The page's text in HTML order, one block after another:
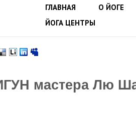
ГЛАВНАЯ О ЙОГЕ
ЙОГА ЦЕНТРЫ
мастера Лю